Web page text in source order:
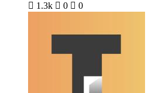
 1.3k  0  0